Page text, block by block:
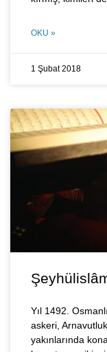
OKU »
1 Şubat 2018
Yıl 1492.
askeri,
yakınlarında